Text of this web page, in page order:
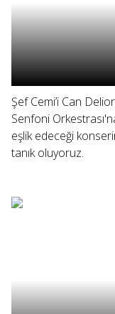
Şef Cemi’i Can
Senfoni
eşlik edeceği
tanık oluyoruz.